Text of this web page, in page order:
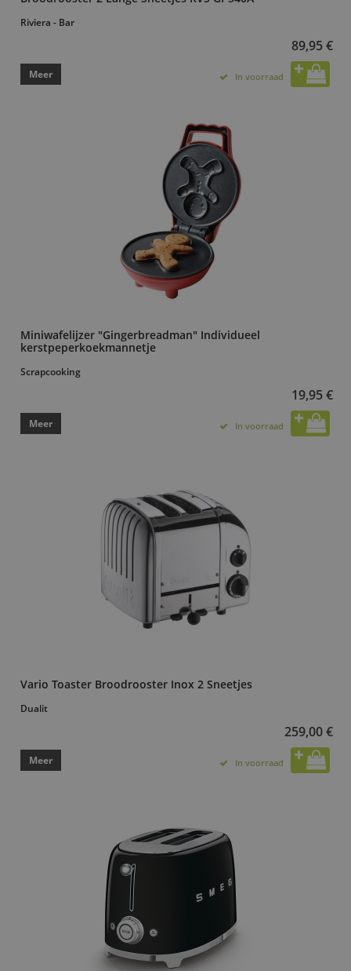
Riviera - Bar
89,95 €
Meer In voorraad
Miniwafelijzer "Gingerbreadman" Individueel
kerstpeperkoekmannetje
Scrapcooking
19,95 €
Meer In voorraad
Vario Toaster Broodrooster Inox 2 Sneetjes
Dualit
259,00 €
Meer In voorraad